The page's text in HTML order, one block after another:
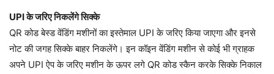
UPI के जरिए निकलेंगे सिक्के
QR कोड बेस्ड वेंडिंग मशीनों का इस्तेमाल UPI के जरिए किया जाएगा और इनसे
नोट की जगह सिक्के बाहर निकलेंगे। इन कॉइन वेंडिंग मशीन से कोई भी ग्राहक
अपने UPI ऐप के जरिए मशीन के ऊपर लगे QR कोड स्कैन करके सिक्के निकाल